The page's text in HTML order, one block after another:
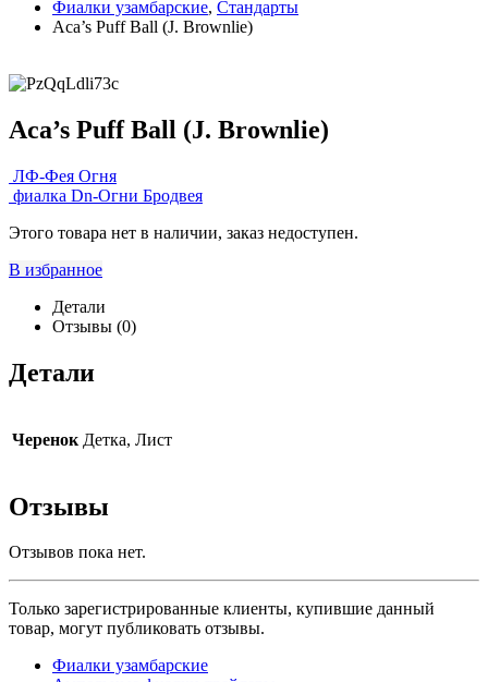
Фиалки узамбарские, Стандарты
Aca’s Puff Ball (J. Brownlie)
Aca’s Puff Ball (J. Brownlie)
ЛФ-Фея Огня
фиалка Dn-Огни Бродвея
Этого товара нет в наличии, заказ недоступен.
В избранное
Детали
Отзывы (0)
Детали
Черенок Детка, Лист
Отзывы
Отзывов пока нет.
Только зарегистрированные клиенты, купившие данный
товар, могут публиковать отзывы.
Фиалки узамбарские